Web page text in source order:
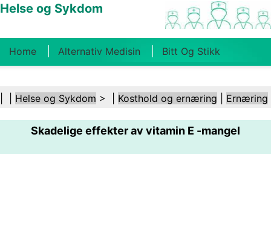
Helse og Sykdom
Home Alternativ Medisin Bitt Og Stikk
Kosthold Og Ernæring Familiehelse
Helsebransjen Psykisk Helse Folkehelse Og
Sikkerhet Kirurgi Og Prosedyrer Helse
Helse og Sykdom > | Kosthold og ernæring Ernæring
Skadelige effekter av vitamin E -mangel